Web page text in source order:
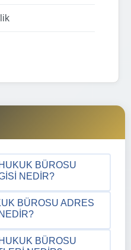
BÜROSU
NEDIR?
BÜROSU ADRES
BÜROSU